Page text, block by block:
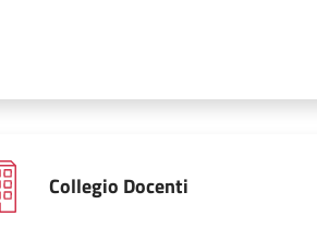
Collegio Docenti